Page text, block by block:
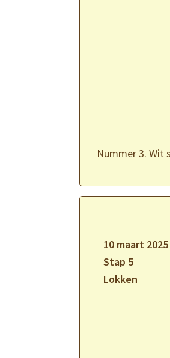
Nummer 3. Wit
10 maart 2025
Stap 5
Lokken